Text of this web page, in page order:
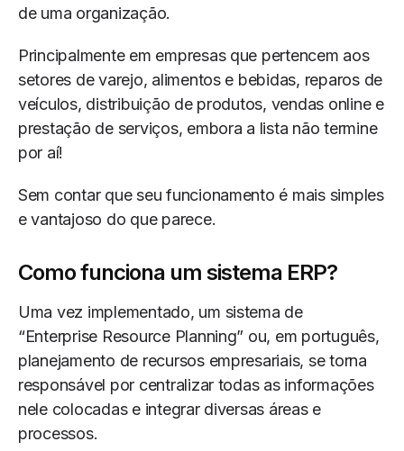
de uma organização.
Principalmente em empresas que pertencem aos
setores de varejo, alimentos e bebidas, reparos de
veículos, distribuição de produtos, vendas online e
prestação de serviços, embora a lista não termine
por aí!
Sem contar que seu funcionamento é mais simples
e vantajoso do que parece.
Como funciona um sistema ERP?
Uma vez implementado, um sistema de
“Enterprise Resource Planning” ou, em português,
planejamento de recursos empresariais, se torna
responsável por centralizar todas as informações
nele colocadas e integrar diversas áreas e
processos.